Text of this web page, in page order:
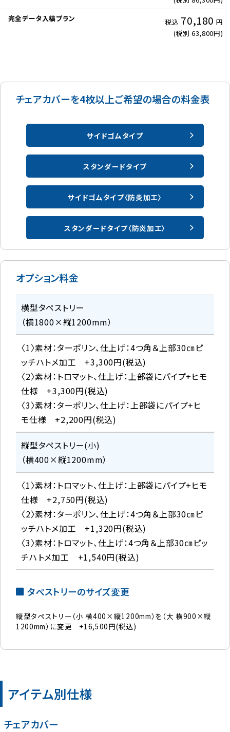
補
助
完
税込 70,180 円
(税別 63,800円)
チェアカバーを4枚以上ご希望の場合の料金表
サイドゴムタイプ
スタンダードタイプ
サイドゴムタイプ〈防炎加工〉
スタンダードタイプ〈防炎加工〉
オプション料金
横型タペストリー
（横1800×縦1200mm）
〈1〉素材：ターポリン、仕上げ：4つ角＆上部30㎝ピ
ッチハトメ加工 +3,300円(税込)
〈2〉素材：トロマット、仕上げ：上部袋にパイプ+ヒモ
仕様 +3,300円(税込)
〈3〉素材：ターポリン、仕上げ：上部袋にパイプ+ヒ
モ仕様 +2,200円(税込)
縦型タペストリー(小)
（横400×縦1200mm）
〈1〉素材：トロマット、仕上げ：上部袋にパイプ+ヒモ
仕様 +2,750円(税込)
〈2〉素材：ターポリン、仕上げ：4つ角＆上部30㎝ピ
ッチハトメ加工 +1,320円(税込)
〈3〉素材：トロマット、仕上げ：4つ角＆上部30㎝ピッ
チハトメ加工 +1,540円(税込)
タペストリーのサイズ変更
縦型タペストリー（小 横400×縦1200mm）を（大 横900×縦
1200mm）に変更 +16,500円(税込)
アイテム別仕様
チェアカバー